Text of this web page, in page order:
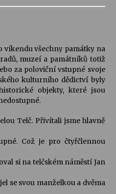
integrační festival Quijotova
7.–1. 8. 2026
víkendu všechny památky na
muzeí a památníků totiž
za poloviční vstupné svoje
kulturního dědictví byly
objekty, které jsou
Telč. Přivítali jsme hlavně
Což je pro čtyřčlennou
si na telčském náměstí Jan
se svou manželkou a dvěma